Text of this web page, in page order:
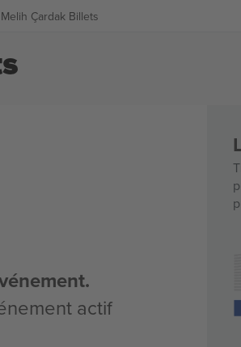
Melih Çardak Billets
actif